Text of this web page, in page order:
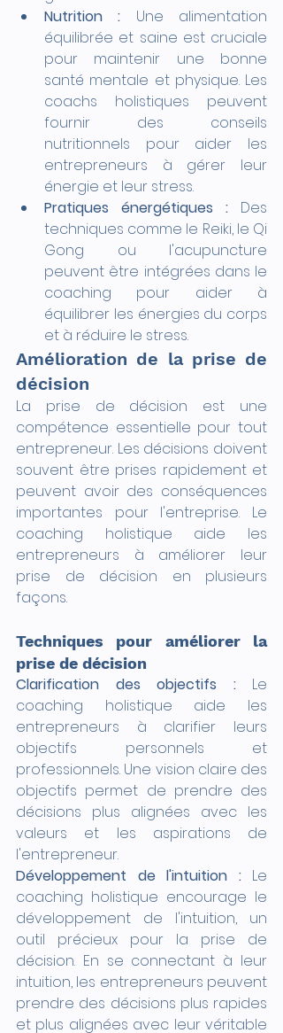
Nutrition : Une alimentation
équilibrée et saine est cruciale
pour maintenir une bonne
santé mentale et physique. Les
coachs holistiques peuvent
fournir des conseils
nutritionnels pour aider les
entrepreneurs à gérer leur
énergie et leur stress.
Pratiques énergétiques : Des
techniques comme le Reiki, le Qi
Gong ou l'acupuncture
peuvent être intégrées dans le
coaching pour aider à
équilibrer les énergies du corps
et à réduire le stress.
Amélioration de la prise de
décision
La prise de décision est une
compétence essentielle pour tout
entrepreneur. Les décisions doivent
souvent être prises rapidement et
peuvent avoir des conséquences
importantes pour l'entreprise. Le
coaching holistique aide les
entrepreneurs à améliorer leur
prise de décision en plusieurs
façons.
Techniques pour améliorer la
prise de décision
Clarification des objectifs : Le
coaching holistique aide les
entrepreneurs à clarifier leurs
objectifs personnels et
professionnels. Une vision claire des
objectifs permet de prendre des
décisions plus alignées avec les
valeurs et les aspirations de
l'entrepreneur.
Développement de l'intuition : Le
coaching holistique encourage le
développement de l'intuition, un
outil précieux pour la prise de
décision. En se connectant à leur
intuition, les entrepreneurs peuvent
prendre des décisions plus rapides
et plus alignées avec leur véritable